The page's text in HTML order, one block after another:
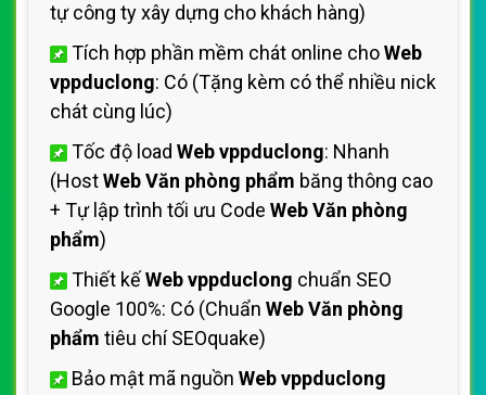
tự công ty xây dựng cho khách hàng)
Tích hợp phần mềm chát online choWeb
vppduclong: Có (Tặng kèm có thể nhiều nick
chát cùng lúc)
Tốc độ load Web vppduclong: Nhanh
(HostWeb Văn phòng phẩm băng thông cao
+ Tự lập trình tối ưu Code Web Văn phòng
phẩm)
Thiết kếWeb vppduclong chuẩn SEO
Google 100%: Có (Chuẩn Web Văn phòng
phẩm tiêu chí SEOquake)
Bảo mật mã nguồn Web vppduclong